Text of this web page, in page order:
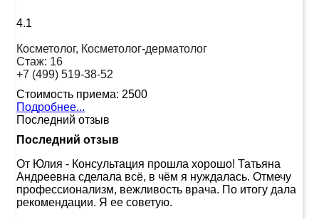
4.1
Косметолог, Косметолог-дерматолог
Стаж: 16
+7 (499) 519-38-52
Стоимость приема: 2500
Подробнее...
Последний отзыв
Последний отзыв
От Юлия - Консультация прошла хорошо! Татьяна
Андреевна сделала всё, в чём я нуждалась. Отмечу
профессионализм, вежливость врача. По итогу дала
рекомендации. Я ее советую.